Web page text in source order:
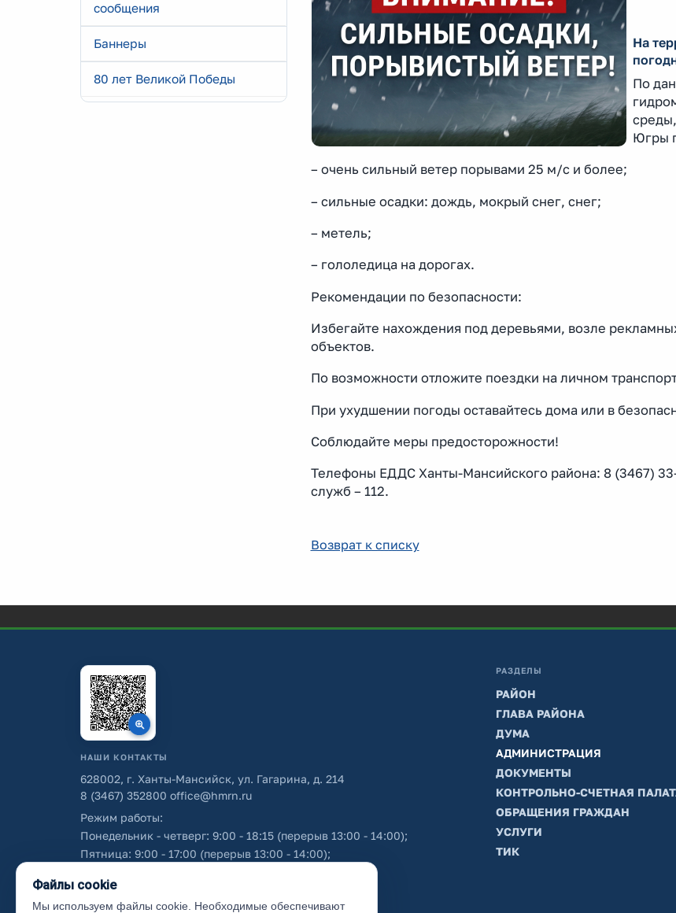
сообщения
Баннеры
80 лет Великой Победы
На
По
Югры
– очень сильный ветер порывами 25 м/с и более;
– сильные осадки: дождь, мокрый снег, снег;
– метель;
– гололедица на дорогах.
Рекомендации по безопасности:
Избегайте нахождения под деревьями, возле
объектов.
По возможности отложите поездки на личном
При ухудшении погоды оставайтесь дома или в
Соблюдайте меры предосторожности!
Телефоны ЕДДС Ханты-Мансийского района: 8 (3467)
служб – 112.
Возврат к списку
НАШИ КОНТАКТЫ
628002, г. Ханты-Мансийск, ул. Гагарина, д. 214
8 (3467) 352800 office@hmrn.ru
Режим работы:
Понедельник - четверг: 9:00 - 18:15 (перерыв 13:00 - 14:00);
Пятница: 9:00 - 17:00 (перерыв 13:00 - 14:00);
РАЗДЕЛЫ
РАЙОН
ГЛАВА РАЙОНА
ДУМА
АДМИНИСТРАЦИЯ
ДОКУМЕНТЫ
КОНТРОЛЬНО-СЧЕТНАЯ
ОБРАЩЕНИЯ ГРАЖДАН
УСЛУГИ
ТИК
Файлы cookie
Мы используем файлы cookie. Необходимые обеспечивают